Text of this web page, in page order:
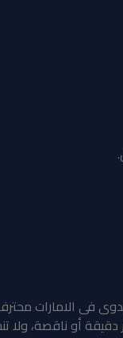
فى الامارات
أو ناقصة، ولا